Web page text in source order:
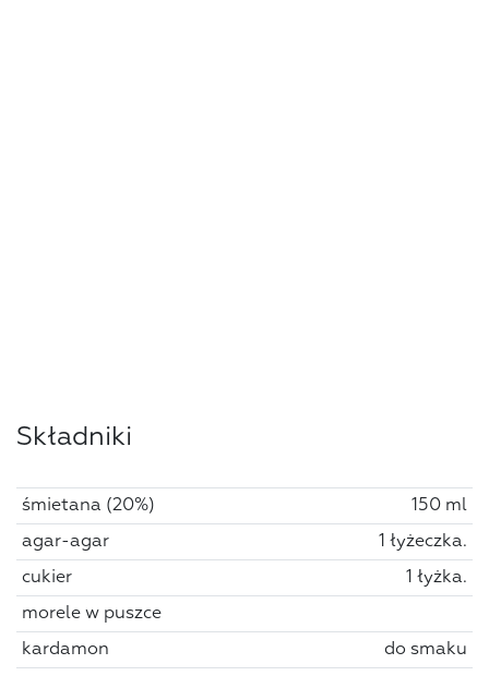
Składniki
śmietana (20%) 150 ml
agar-agar 1 łyżeczka.
cukier 1 łyżka.
morele w puszce
kardamon do smaku